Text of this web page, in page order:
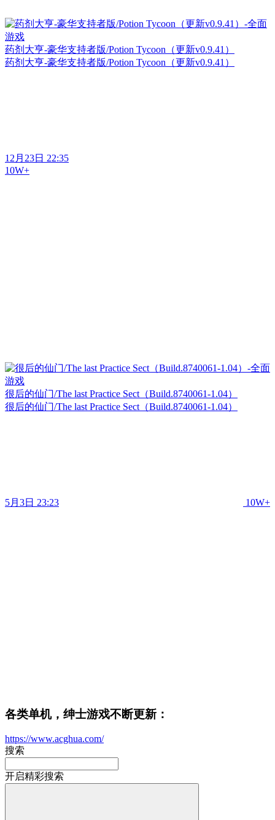
药剂大亨-豪华支持者版/Potion Tycoon（更新v0.9.41）
药剂大亨-豪华支持者版/Potion Tycoon（更新v0.9.41）
12月23日 22:35
10W+
很后的仙门/The last Practice Sect（Build.8740061-1.04）
很后的仙门/The last Practice Sect（Build.8740061-1.04）
5月3日 23:23 10W+
各类单机，绅士游戏不断更新：
https://www.acghua.com/
搜索
开启精彩搜索